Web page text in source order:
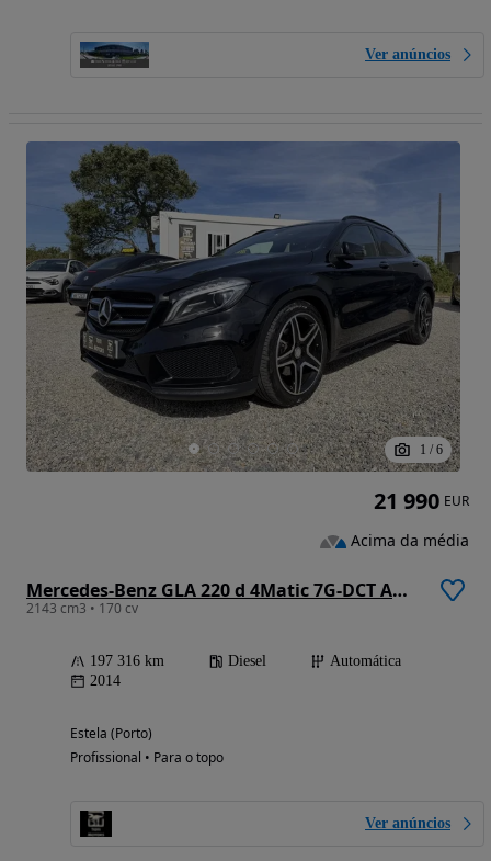
Ver anúncios
1 / 6
Mercedes-Benz GLA 220 d 4Matic 7G-DCT AMG Line
2143 cm3 • 170 cv
197 316 km Diesel
Automática
2014
Estela (Porto)
Profissional • Para o topo
Ver anúncios
21 990 EUR
Acima da média